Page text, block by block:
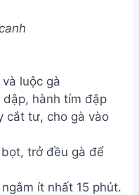
luộc gà
hành tím đập
cắt tư, cho gà vào
trở đều gà để
ít nhất 15 phút.